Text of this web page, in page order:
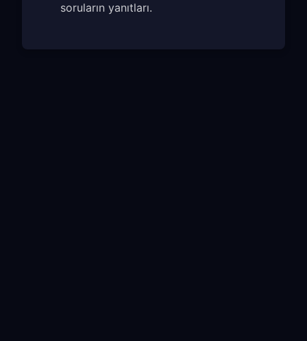
soruların yanıtları.